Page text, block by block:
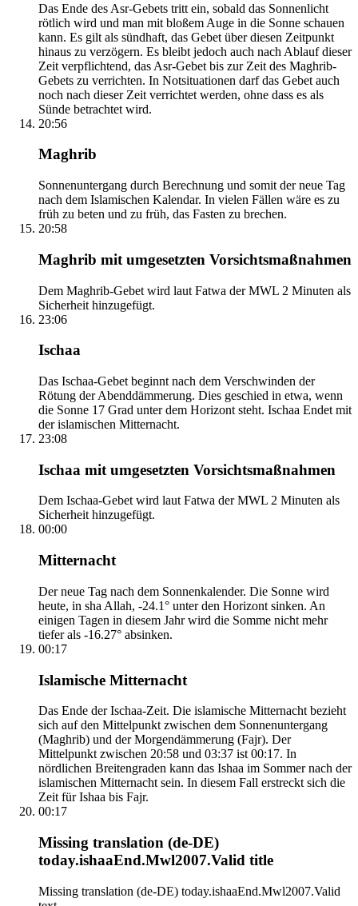
Das Ende des Asr-Gebets tritt ein, sobald das Sonnenlicht
rötlich wird und man mit bloßem Auge in die Sonne schauen
kann. Es gilt als sündhaft, das Gebet über diesen Zeitpunkt
hinaus zu verzögern. Es bleibt jedoch auch nach Ablauf dieser
Zeit verpflichtend, das Asr-Gebet bis zur Zeit des Maghrib-
Gebets zu verrichten. In Notsituationen darf das Gebet auch
noch nach dieser Zeit verrichtet werden, ohne dass es als
Sünde betrachtet wird.
20:56
Maghrib
Sonnenuntergang durch Berechnung und somit der neue Tag
nach dem Islamischen Kalendar. In vielen Fällen wäre es zu
früh zu beten und zu früh, das Fasten zu brechen.
20:58
Maghrib mit umgesetzten Vorsichtsmaßnahmen
Dem Maghrib-Gebet wird laut Fatwa der MWL 2 Minuten als
Sicherheit hinzugefügt.
23:06
Ischaa
Das Ischaa-Gebet beginnt nach dem Verschwinden der
Rötung der Abenddämmerung. Dies geschied in etwa, wenn
die Sonne 17 Grad unter dem Horizont steht. Ischaa Endet mit
der islamischen Mitternacht.
23:08
Ischaa mit umgesetzten Vorsichtsmaßnahmen
Dem Ischaa-Gebet wird laut Fatwa der MWL 2 Minuten als
Sicherheit hinzugefügt.
00:00
Mitternacht
Der neue Tag nach dem Sonnenkalender. Die Sonne wird
heute, in sha Allah, -24.1° unter den Horizont sinken. An
einigen Tagen in diesem Jahr wird die Somme nicht mehr
tiefer als -16.27° absinken.
00:17
Islamische Mitternacht
Das Ende der Ischaa-Zeit. Die islamische Mitternacht bezieht
sich auf den Mittelpunkt zwischen dem Sonnenuntergang
(Maghrib) und der Morgendämmerung (Fajr). Der
Mittelpunkt zwischen 20:58 und 03:37 ist 00:17. In
nördlichen Breitengraden kann das Ishaa im Sommer nach der
islamischen Mitternacht sein. In diesem Fall erstreckt sich die
Zeit für Ishaa bis Fajr.
00:17
Missing translation (de-DE)
today.ishaaEnd.Mwl2007.Valid title
Missing translation (de-DE) today.ishaaEnd.Mwl2007.Valid